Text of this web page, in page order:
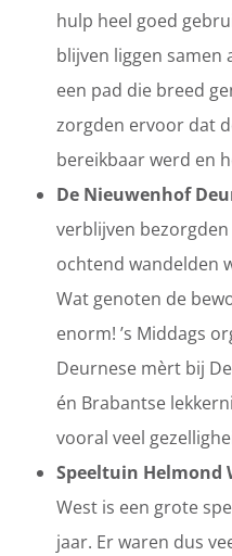
hulp heel goed
blijven liggen samen
een pad die breed
zorgden ervoor dat
bereikbaar werd en
De Nieuwenhof
verblijven bezorgden
ochtend wandelden
Wat genoten de
enorm! ’s Middags
Deurnese mèrt bij
én Brabantse
vooral veel
Speeltuin Helmond
West is een grote
jaar. Er waren dus